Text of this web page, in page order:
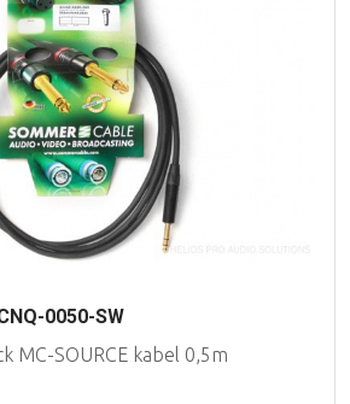
0050-SW
MC-SOURCE kabel 0,5m